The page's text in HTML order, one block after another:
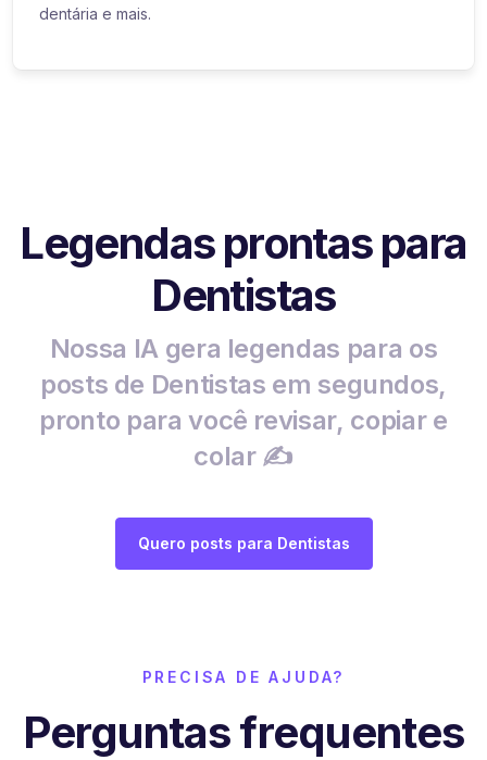
dentária e mais.
Legendas prontas para
Dentistas
Nossa IA gera legendas para os
posts de Dentistas em segundos,
pronto para você revisar, copiar e
colar ✍️
Quero posts para Dentistas
PRECISA DE AJUDA?
Perguntas frequentes